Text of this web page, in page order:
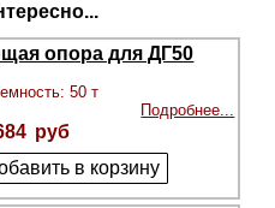
опора для ДГ50
50 т
Подробнее...